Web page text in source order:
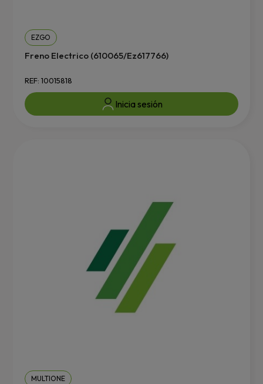
EZGO
Freno Electrico (610065/Ez617766)
REF: 10015818
Inicia sesión
MULTIONE